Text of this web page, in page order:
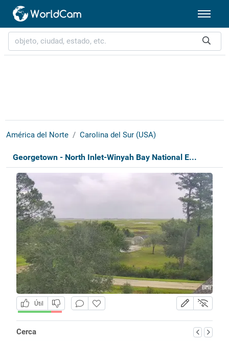
América del Norte Carolina del Sur (USA)
Georgetown - North Inlet-Winyah Bay National E...
Útil
Cerca